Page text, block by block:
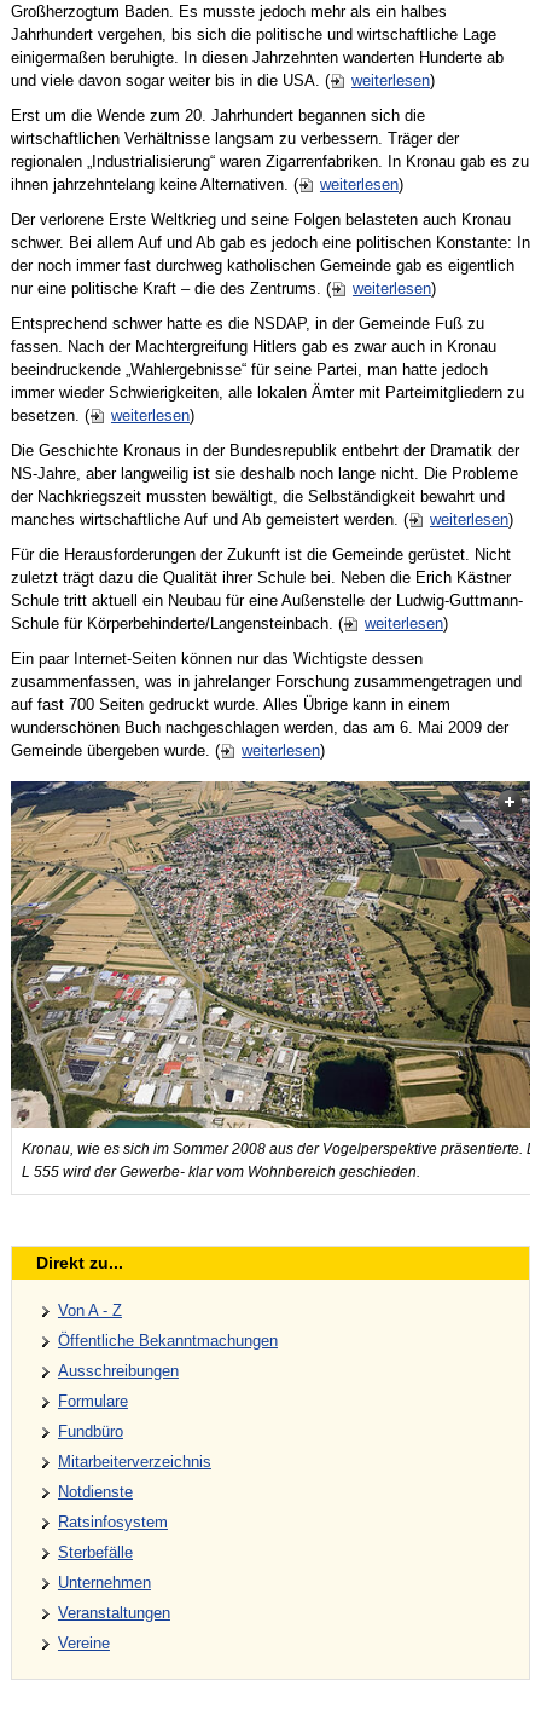
Großherzogtum Baden. Es musste jedoch mehr als ein halbes
Jahrhundert vergehen, bis sich die politische und wirtschaftliche Lage
einigermaßen beruhigte. In diesen Jahrzehnten wanderten Hunderte ab
und viele davon sogar weiter bis in die USA. (
weiterlesen)
Erst um die Wende zum 20. Jahrhundert begannen sich die
wirtschaftlichen Verhältnisse langsam zu verbessern. Träger der
regionalen „Industrialisierung“ waren Zigarrenfabriken. In Kronau gab es zu
ihnen jahrzehntelang keine Alternativen. (
weiterlesen)
Der verlorene Erste Weltkrieg und seine Folgen belasteten auch Kronau
schwer. Bei allem Auf und Ab gab es jedoch eine politischen Konstante: In
der noch immer fast durchweg katholischen Gemeinde gab es eigentlich
nur eine politische Kraft – die des Zentrums. (
weiterlesen)
Entsprechend schwer hatte es die NSDAP, in der Gemeinde Fuß zu
fassen. Nach der Machtergreifung Hitlers gab es zwar auch in Kronau
beeindruckende „Wahlergebnisse“ für seine Partei, man hatte jedoch
immer wieder Schwierigkeiten, alle lokalen Ämter mit Parteimitgliedern zu
besetzen. (
weiterlesen)
Die Geschichte Kronaus in der Bundesrepublik entbehrt der Dramatik der
NS-Jahre, aber langweilig ist sie deshalb noch lange nicht. Die Probleme
der Nachkriegszeit mussten bewältigt, die Selbständigkeit bewahrt und
manches wirtschaftliche Auf und Ab gemeistert werden. (
weiterlesen)
Für die Herausforderungen der Zukunft ist die Gemeinde gerüstet. Nicht
zuletzt trägt dazu die Qualität ihrer Schule bei. Neben die Erich Kästner
Schule tritt aktuell ein Neubau für eine Außenstelle der Ludwig-Guttmann-
Schule für Körperbehinderte/Langensteinbach. (
weiterlesen)
Ein paar Internet-Seiten können nur das Wichtigste dessen
zusammenfassen, was in jahrelanger Forschung zusammengetragen und
auf fast 700 Seiten gedruckt wurde. Alles Übrige kann in einem
wunderschönen Buch nachgeschlagen werden, das am 6. Mai 2009 der
Gemeinde übergeben wurde. (
weiterlesen)
Kronau, wie es sich im Sommer 2008 aus der Vogelperspektive präsentierte.
L 555 wird der Gewerbe- klar vom Wohnbereich geschieden.
Direkt zu...
Von A - Z
Öffentliche Bekanntmachungen
Ausschreibungen
Formulare
Fundbüro
Mitarbeiterverzeichnis
Notdienste
Ratsinfosystem
Sterbefälle
Unternehmen
Veranstaltungen
Vereine